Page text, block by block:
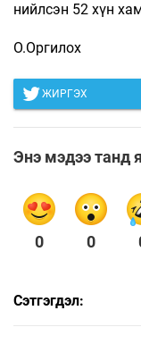
нийлсэн 52 хүн
О.Оргилох
ЖИРГЭХ
Энэ мэдээ танд
0 0
Сэтгэгдэл: